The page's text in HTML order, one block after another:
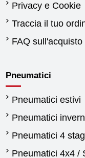
Privacy e Cookie
Traccia il tuo
FAQ
Pneumatici
Pneumatici estivi
Pneumatici
Pneumatici 4
Pneumatici 4x4 /